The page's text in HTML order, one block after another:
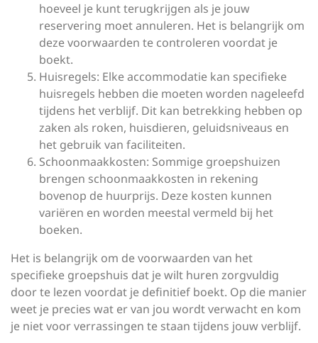
hoeveel je kunt terugkrijgen als je jouw
reservering moet annuleren. Het is belangrijk om
deze voorwaarden te controleren voordat je
boekt.
Huisregels: Elke accommodatie kan specifieke
huisregels hebben die moeten worden nageleefd
tijdens het verblijf. Dit kan betrekking hebben op
zaken als roken, huisdieren, geluidsniveaus en
het gebruik van faciliteiten.
Schoonmaakkosten: Sommige groepshuizen
brengen schoonmaakkosten in rekening
bovenop de huurprijs. Deze kosten kunnen
variëren en worden meestal vermeld bij het
boeken.
Het is belangrijk om de voorwaarden van het
specifieke groepshuis dat je wilt huren zorgvuldig
door te lezen voordat je definitief boekt. Op die manier
weet je precies wat er van jou wordt verwacht en kom
je niet voor verrassingen te staan tijdens jouw verblijf.